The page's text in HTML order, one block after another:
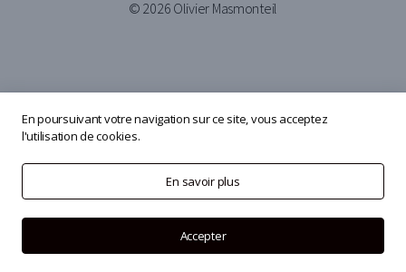
© 2026 Olivier Masmonteil
En poursuivant votre navigation sur ce site, vous acceptez
l'utilisation de cookies.
En savoir plus
Accepter